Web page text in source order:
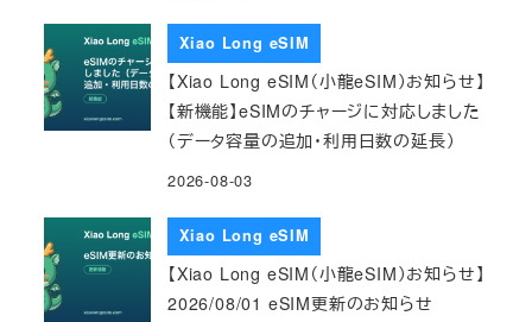
Xiao Long eSIM
【Xiao Long eSIM（小龍eSIM）お知らせ】
【新機能】eSIMのチャージに対応しました
（データ容量の追加・利用日数の延長）
2026-08-03
Xiao Long eSIM
【Xiao Long eSIM（小龍eSIM）お知らせ】
2026/08/01 eSIM更新のお知らせ